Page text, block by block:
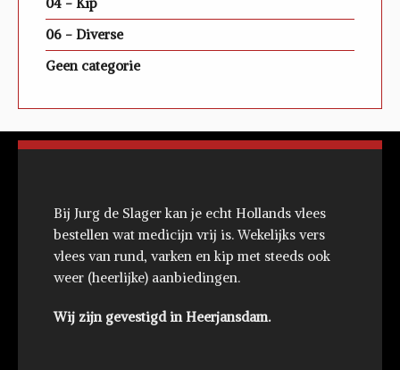
06 - Diverse
Geen categorie
Bij Jurg de Slager kan je echt Hollands vlees
bestellen wat medicijn vrij is. Wekelijks vers
vlees van rund, varken en kip met steeds ook
weer (heerlijke) aanbiedingen.
Wij zijn gevestigd in Heerjansdam.